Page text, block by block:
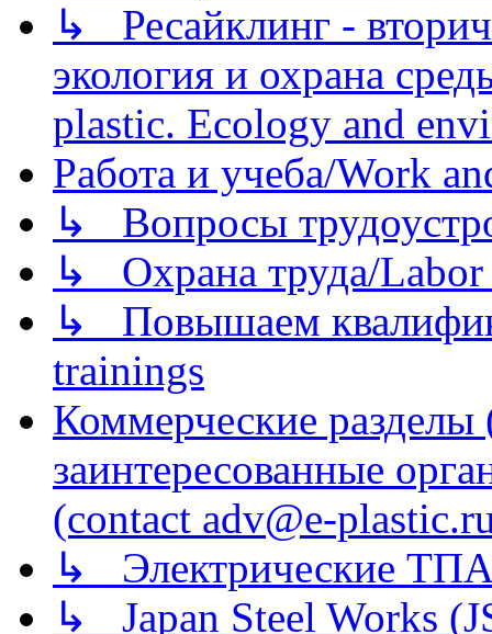
↳ Ресайклинг -
экология и охрана
plastic. Ecology and
Работа и учеба/Work
↳ Вопросы
↳ Охрана труда/Labor
↳ Повышаем
trainings
Коммерческие
заинтересованные
(contact adv@e-
↳ Электрические
↳ Japan Steel Works